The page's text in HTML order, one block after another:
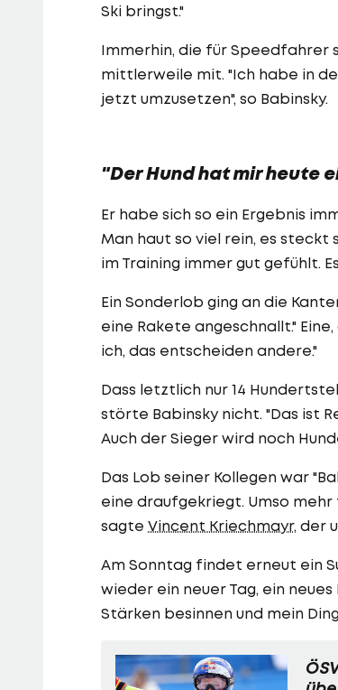
Ski bringst."
Immerhin, die für Speedfahrer
mittlerweile mit. "Ich habe in
jetzt umzusetzen", so Babinsky.
"Der Hund hat mir heute
Er habe sich so ein Ergebnis
Man haut so viel rein, es steckt
im Training immer gut gefühlt.
Ein Sonderlob ging an die
eine Rakete angeschnallt."
ich, das entscheiden andere."
Dass letztlich nur 14
störte Babinsky nicht. "Das ist
Auch der Sieger wird noch
Das Lob seiner Kollegen war
eine draufgekriegt. Umso
sagte Vincent Kriechmayr, der
Am Sonntag findet erneut ein
wieder ein neuer Tag, ein
Stärken besinnen und mein